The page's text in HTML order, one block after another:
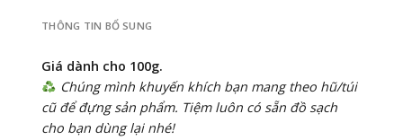
THÔNG TIN BỔ SUNG
Giá dành cho 100g.
Chúng mình khuyến khích bạn mang theo hũ/túi
cũ để đựng sản phẩm. Tiệm luôn có sẵn đồ sạch
cho bạn dùng lại nhé!